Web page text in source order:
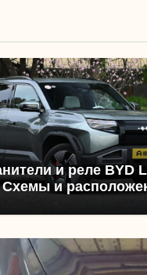
и реле BYD
Схемы и